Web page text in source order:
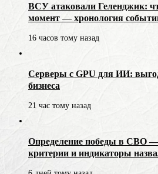
ВСУ атаковали Геленджик:
момент — хронология
16 часов тому назад
Серверы с GPU для ИИ:
бизнеса
21 час тому назад
Определение победы в СВО
критерии и индикаторы